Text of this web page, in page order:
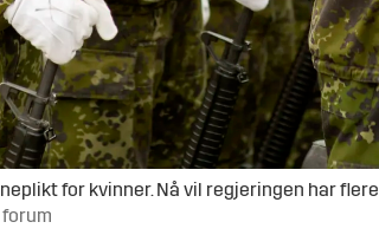
for kvinner. Nå vil regjeringen har